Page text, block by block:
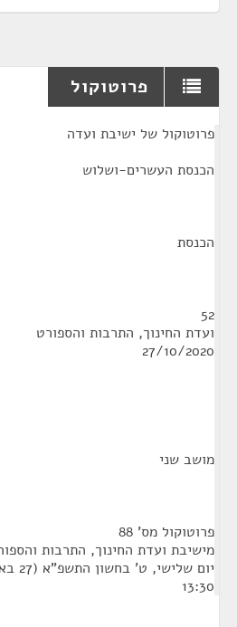
פרוטוקול
פרוטוקול של ישיבת ועדה
הכנסת העשרים-ושלוש
הכנסת
52
ועדת החינוך, התרבות והספורט
27/10/2020
מושב שני
פרוטוקול מס' 88
מישיבת ועדת החינוך, התרבות
13:30